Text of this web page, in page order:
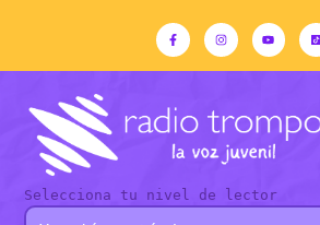
Selecciona tu nivel de lector